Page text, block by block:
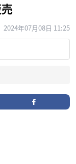
2024年07月08日 11:25